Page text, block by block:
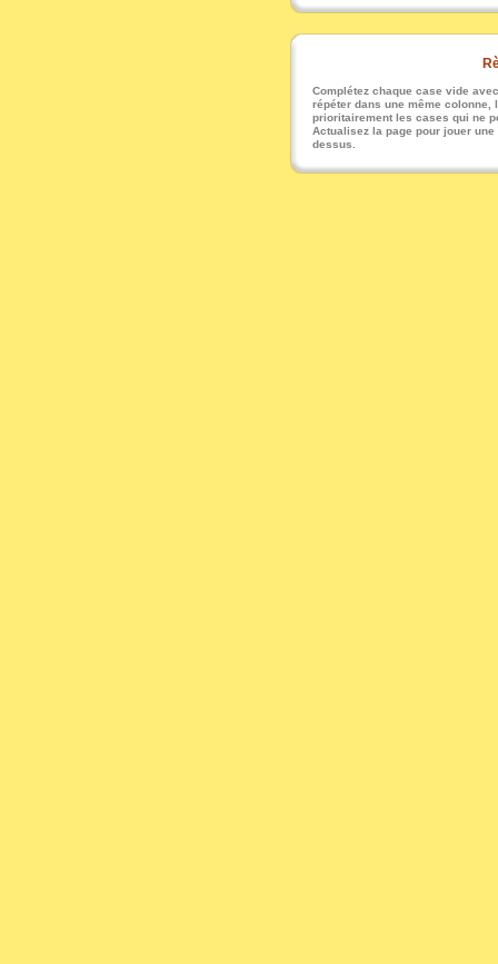
Complétez chaque case vide
répéter dans une même
prioritairement les cases qui ne
Actualisez la page pour jouer
dessus.